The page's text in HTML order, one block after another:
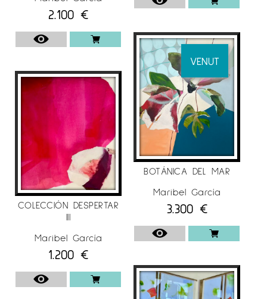
Més informació sobre l’artistaMaribel García
a l’Instagram
@galeriaespaicavallers
2.100 €
COLECCIÓN DESPERTAR
III
Maribel García
1.200 €
VENUT
BOTÁNICA DEL MAR
Maribel García
3.300 €